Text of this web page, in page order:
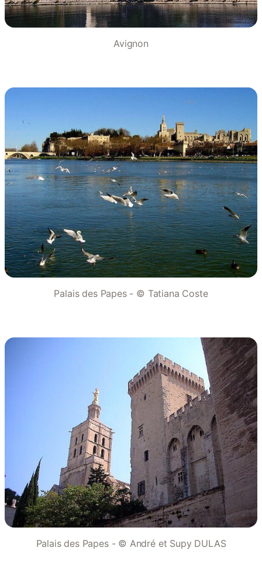
Avignon
Palais des Papes - © Tatiana Coste
Palais des Papes - © André et Supy DULAS